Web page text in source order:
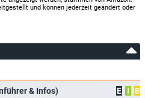
und können jederzeit geändert oder
& Infos) E I
B